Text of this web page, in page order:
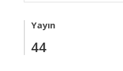
Yayın
44